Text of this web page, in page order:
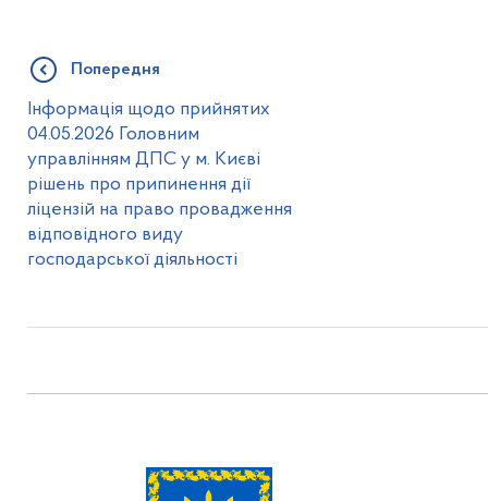
Попередня
Інформація щодо прийнятих
04.05.2026 Головним
управлінням ДПС у м. Києві
рішень про припинення дії
ліцензій на право провадження
відповідного виду
господарської діяльності